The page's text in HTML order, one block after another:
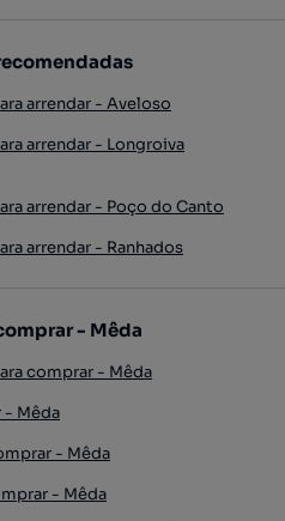
arrendar - Aveloso
arrendar - Longroiva
arrendar - Poço do Canto
arrendar - Ranhados
- Mêda
comprar - Mêda
- Mêda
- Mêda
- Mêda